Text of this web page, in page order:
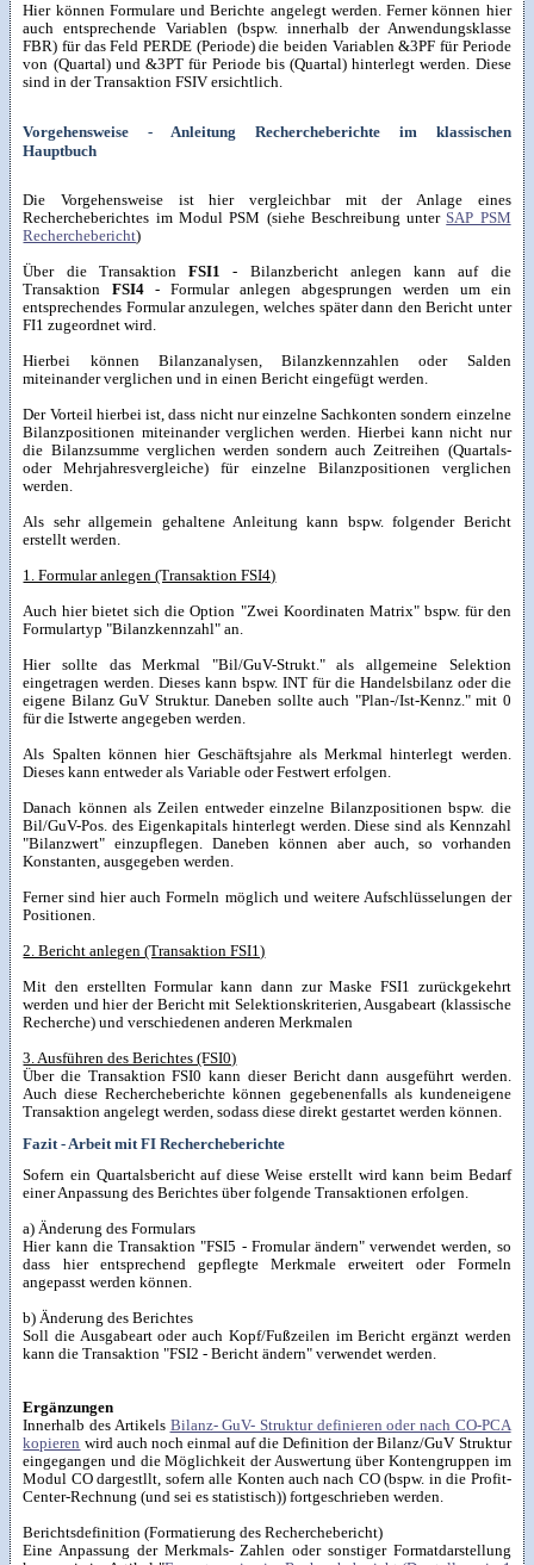
Hier können Formulare und Berichte angelegt werden. Ferner können hier
auch entsprechende Variablen (bspw. innerhalb der Anwendungsklasse
FBR) für das Feld PERDE (Periode) die beiden Variablen &3PF für Periode
von (Quartal) und &3PT für Periode bis (Quartal) hinterlegt werden. Diese
sind in der Transaktion FSIV ersichtlich.
Vorgehensweise - Anleitung Rechercheberichte im klassischen
Hauptbuch
Die Vorgehensweise ist hier vergleichbar mit der Anlage eines
Rechercheberichtes im Modul PSM (siehe Beschreibung unter SAP PSM
Recherchebericht)
Über die TransaktionFSI1 - Bilanzbericht anlegen kann auf die
Transaktion FSI4- Formular anlegen abgesprungen werden um ein
entsprechendes Formular anzulegen, welches später dann den Bericht unter
FI1 zugeordnet wird.
Hierbei können Bilanzanalysen, Bilanzkennzahlen oder Salden
miteinander verglichen und in einen Bericht eingefügt werden.
Der Vorteil hierbei ist, dass nicht nur einzelne Sachkonten sondern einzelne
Bilanzpositionen miteinander verglichen werden. Hierbei kann nicht nur
die Bilanzsumme verglichen werden sondern auch Zeitreihen (Quartals-
oder Mehrjahresvergleiche) für einzelne Bilanzpositionen verglichen
werden.
Als sehr allgemein gehaltene Anleitung kann bspw. folgender Bericht
erstellt werden.
1. Formular anlegen (Transaktion FSI4)
Auch hier bietet sich die Option "Zwei Koordinaten Matrix" bspw. für den
Formulartyp "Bilanzkennzahl" an.
Hier sollte das Merkmal "Bil/GuV-Strukt." als allgemeine Selektion
eingetragen werden. Dieses kann bspw. INT für die Handelsbilanz oder die
eigene Bilanz GuV Struktur. Daneben sollte auch "Plan-/Ist-Kennz." mit 0
für die Istwerte angegeben werden.
Als Spalten können hier Geschäftsjahre als Merkmal hinterlegt werden.
Dieses kann entweder als Variable oder Festwert erfolgen.
Danach können als Zeilen entweder einzelne Bilanzpositionen bspw. die
Bil/GuV-Pos. des Eigenkapitals hinterlegt werden. Diese sind als Kennzahl
"Bilanzwert" einzupflegen. Daneben können aber auch, so vorhanden
Konstanten, ausgegeben werden.
Ferner sind hier auch Formeln möglich und weitere Aufschlüsselungen der
Positionen.
2. Bericht anlegen (Transaktion FSI1)
Mit den erstellten Formular kann dann zur Maske FSI1 zurückgekehrt
werden und hier der Bericht mit Selektionskriterien, Ausgabeart (klassische
Recherche) und verschiedenen anderen Merkmalen
3. Ausführen des Berichtes (FSI0)
Über die Transaktion FSI0 kann dieser Bericht dann ausgeführt werden.
Auch diese Rechercheberichte können gegebenenfalls als kundeneigene
Transaktion angelegt werden, sodass diese direkt gestartet werden können.
Fazit - Arbeit mit FI Rechercheberichte
Sofern ein Quartalsbericht auf diese Weise erstellt wird kann beim Bedarf
einer Anpassung des Berichtes über folgende Transaktionen erfolgen.
a) Änderung des Formulars
Hier kann die Transaktion "FSI5 - Fromular ändern" verwendet werden, so
dass hier entsprechend gepflegte Merkmale erweitert oder Formeln
angepasst werden können.
b) Änderung des Berichtes
Soll die Ausgabeart oder auch Kopf/Fußzeilen im Bericht ergänzt werden
kann die Transaktion "FSI2 - Bericht ändern" verwendet werden.
Ergänzungen
Innerhalb des Artikels Bilanz- GuV- Struktur definieren oder nach CO-PCA
kopieren wird auch noch einmal auf die Definition der Bilanz/GuV Struktur
eingegangen und die Möglichkeit der Auswertung über Kontengruppen im
Modul CO dargestllt, sofern alle Konten auch nach CO (bspw. in die Profit-
Center-Rechnung (und sei es statistisch)) fortgeschrieben werden.
Berichtsdefinition (Formatierung des Recherchebericht)
Eine Anpassung der Merkmals- Zahlen oder sonstiger Formatdarstellung